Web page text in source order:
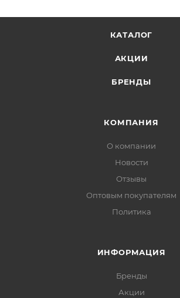
КАТАЛОГ
АКЦИИ
БРЕНДЫ
КОМПАНИЯ
О компании
Новости
Отзывы
Оптовым покупателям
Политика
ИНФОРМАЦИЯ
Бренды
Акции